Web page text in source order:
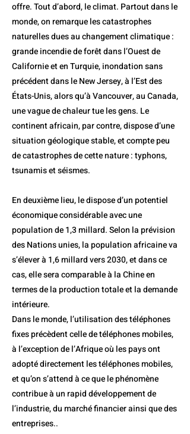
offre. Tout d’abord, le climat. Partout dans le
monde, on remarque les catastrophes
naturelles dues au changement climatique :
grande incendie de forêt dans l’Ouest de
Californie et en Turquie, inondation sans
précédent dans le New Jersey, à l’Est des
États-Unis, alors qu’à Vancouver, au Canada,
une vague de chaleur tue les gens. Le
continent africain, par contre, dispose d’une
situation géologique stable, et compte peu
de catastrophes de cette nature : typhons,
tsunamis et séismes.
En deuxième lieu, le dispose d’un potentiel
économique considérable avec une
population de 1,3 millard. Selon la prévision
des Nations unies, la population africaine va
s’élever à 1,6 millard vers 2030, et dans ce
cas, elle sera comparable à la Chine en
termes de la production totale et la demande
intérieure.
Dans le monde, l’utilisation des téléphones
fixes précèdent celle de téléphones mobiles,
à l’exception de l’Afrique où les pays ont
adopté directement les téléphones mobiles,
et qu’on s’attend à ce que le phénomène
contribue à un rapid développement de
l’industrie, du marché financier ainsi que des
entreprises..